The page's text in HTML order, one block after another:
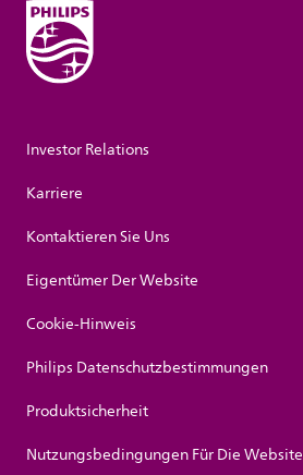
Investor Relations
Karriere
Kontaktieren Sie Uns
Eigentümer Der Website
Cookie-Hinweis
Philips Datenschutzbestimmungen
Produktsicherheit
Nutzungsbedingungen Für Die Website